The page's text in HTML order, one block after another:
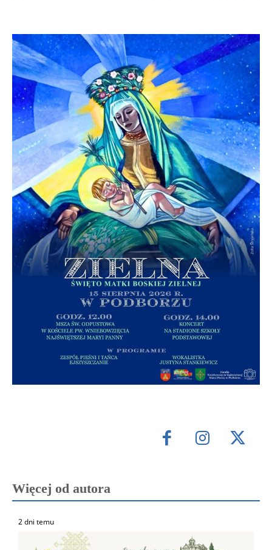
Więcej od autora
2 dni temu